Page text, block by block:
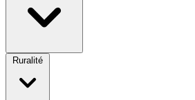
Ruralité